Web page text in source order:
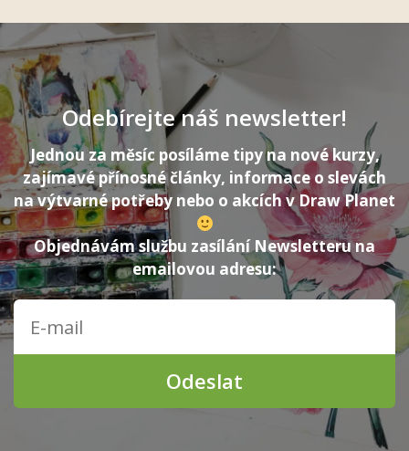
Odebírejte náš newsletter!
Jednou za měsíc posíláme tipy na nové kurzy,
zajímavé přínosné články, informace o slevách
na výtvarné potřeby nebo o akcích v Draw Planet
Objednávám službu zasílání Newsletteru na
emailovou adresu:
Odeslat